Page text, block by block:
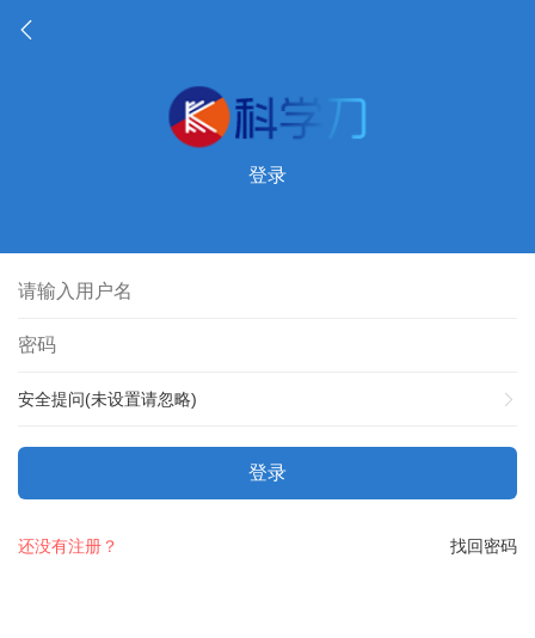
登录
安全提问(未设置请忽略)
登录
找回密码
还没有注册？